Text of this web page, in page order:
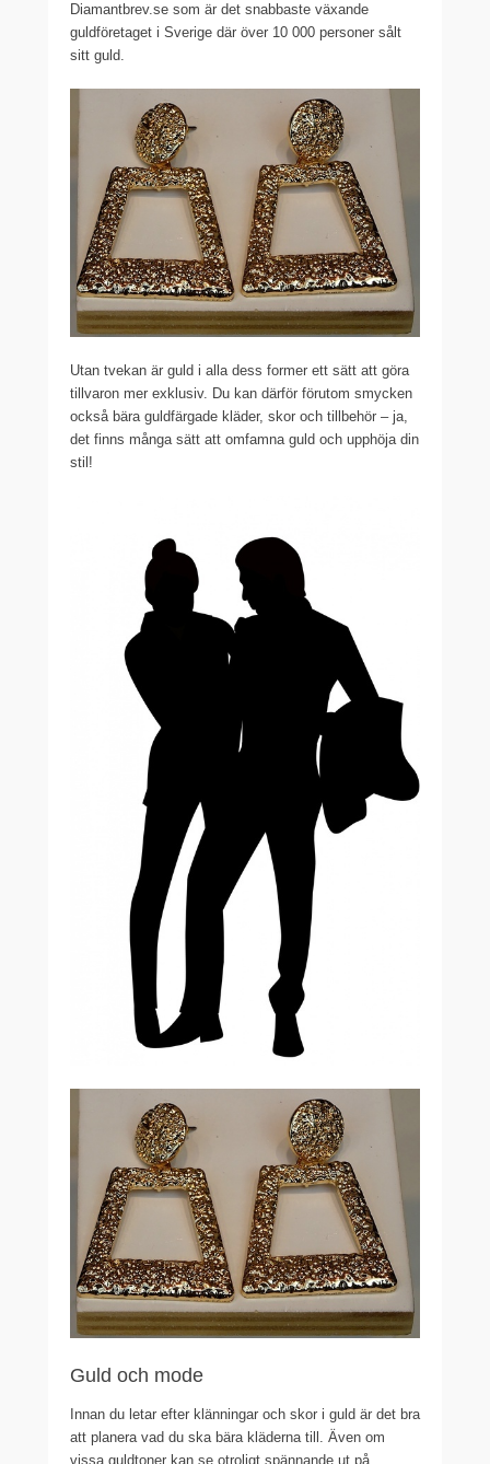
Diamantbrev.se som är det snabbaste växande
guldföretaget i Sverige där över 10 000 personer sålt
sitt guld.
Utan tvekan är guld i alla dess former ett sätt att göra
tillvaron mer exklusiv. Du kan därför förutom smycken
också bära guldfärgade kläder, skor och tillbehör – ja,
det finns många sätt att omfamna guld och upphöja din
stil!
Guld och mode
Innan du letar efter klänningar och skor i guld är det bra
att planera vad du ska bära kläderna till. Även om
vissa guldtoner kan se otroligt spännande ut på